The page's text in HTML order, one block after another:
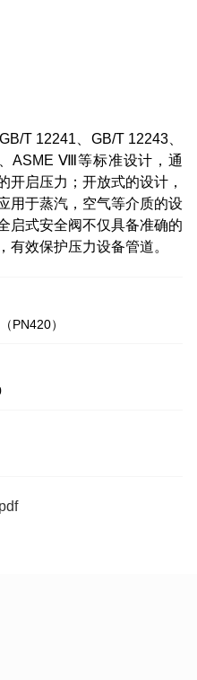
T 12241、GB/T 12243、
ASME Ⅷ等标准设计，通
开启压力；开放式的设计，
用于蒸汽，空气等介质的设
启式安全阀不仅具备准确的
有效保护压力设备管道。
PN420）